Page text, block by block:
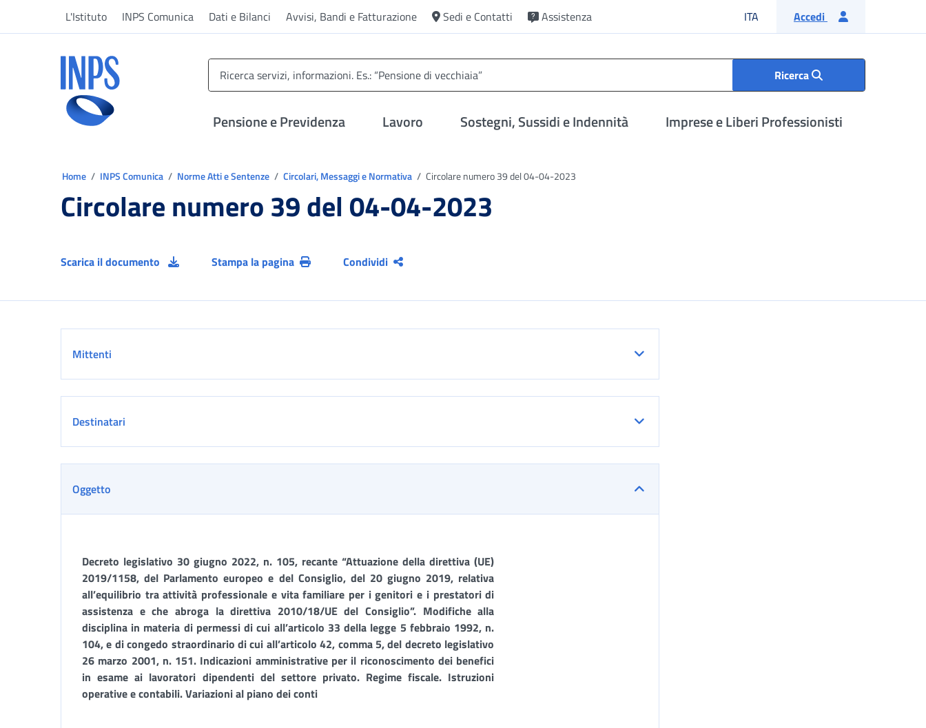
L'Istituto INPS Comunica Dati e Bilanci Avvisi, Bandi e Fatturazione Sedi e Contatti Assistenza ITA Lingua italiana
Accedi
Ricerca
Pensione e Previdenza Lavoro Sostegni, Sussidi e Indennità Imprese e Liberi Professionisti
Home INPS Comunica Norme Atti e Sentenze Circolari, Messaggi e Normativa Circolare numero 39 del 04-04-2023
Circolare numero 39 del 04-04-2023
Scarica il documento Stampa la pagina Condividi
Mittenti
Destinatari
Oggetto
Decreto legislativo 30 giugno 2022, n. 105, recante “Attuazione della direttiva (UE)
2019/1158, del Parlamento europeo e del Consiglio, del 20 giugno 2019, relativa
all’equilibrio tra attività professionale e vita familiare per i genitori e i prestatori di
assistenza e che abroga la direttiva 2010/18/UE del Consiglio”. Modifiche alla
disciplina in materia di permessi di cui all’articolo 33 della legge 5 febbraio 1992, n.
104, e di congedo straordinario di cui all’articolo 42, comma 5, del decreto legislativo
26 marzo 2001, n. 151. Indicazioni amministrative per il riconoscimento dei benefici
in esame ai lavoratori dipendenti del settore privato. Regime fiscale. Istruzioni
operative e contabili. Variazioni al piano dei conti